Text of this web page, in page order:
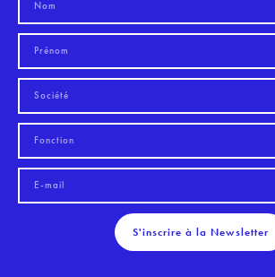
S'inscrire à la Newsletter